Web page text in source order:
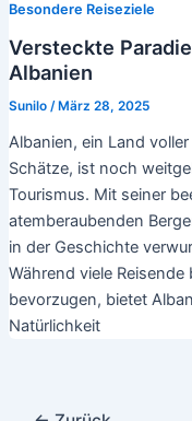
Besondere Reiseziele
Versteckte
Albanien
Sunilo /März 28, 2025
Albanien, ein Land
Schätze, ist noch
Tourismus. Mit seiner
atemberaubenden
in der Geschichte
Während viele
bevorzugen, bietet
Natürlichkeit
Seitennummerierung